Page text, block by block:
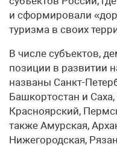
и сформировали
туризма в своих
В числе субъектов,
позиции в развитии
названы Санкт-
Башкортостан и
Красноярский,
также Амурская,
Нижегородская,